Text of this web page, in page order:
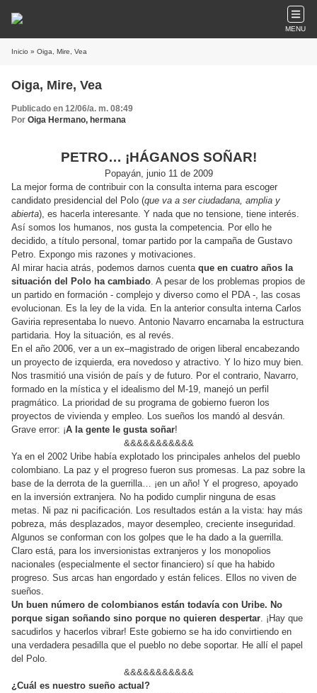
MENU
Inicio » Oiga, Mire, Vea
Oiga, Mire, Vea
Publicado en 12/06/a. m. 08:49
Por Oiga Hermano, hermana
PETRO… ¡HÁGANOS SOÑAR!
Popayán, junio 11 de 2009
La mejor forma de contribuir con la consulta interna para escoger
candidato presidencial del Polo (que va a ser ciudadana, amplia y
abierta), es hacerla interesante. Y nada que no tensione, tiene interés.
Así somos los humanos, nos gusta la competencia. Por ello he
decidido, a título personal, tomar partido por la campaña de Gustavo
Petro. Expongo mis razones y motivaciones.
Al mirar hacia atrás, podemos darnos cuenta que en cuatro años la
situación del Polo ha cambiado. A pesar de los problemas propios de
un partido en formación - complejo y diverso como el PDA -, las cosas
evolucionan. Es la ley de la vida. En la anterior consulta interna Carlos
Gaviria representaba lo nuevo. Antonio Navarro encarnaba la estructura
partidaria. Hoy la situación, es al revés.
En el año 2006, ver a un ex–magistrado de origen liberal encabezando
un proyecto de izquierda, era novedoso y atractivo. Y lo hizo muy bien.
Nos trasmitió una visión de país y de futuro. Por el contrario, Navarro,
formado en la mística y el idealismo del M-19, manejó un perfil
pragmático. La prioridad de su programa de gobierno fueron los
proyectos de vivienda y empleo. Los sueños los mandó al desván.
Grave error: ¡A la gente le gusta soñar!
&&&&&&&&&&&
Ya en el 2002 Uribe había explotado los principales anhelos del pueblo
colombiano. La paz y el progreso fueron sus promesas. La paz sobre la
base de la derrota de la guerrilla… ¡en un año! Y el progreso, apoyado
en la inversión extranjera. No ha podido cumplir ninguna de esas
metas. Ni paz ni pacificación. Los resultados están a la vista: hay más
pobreza, más desplazados, mayor desempleo, creciente inseguridad.
Algunos se conforman con los golpes que le ha dado a la guerrilla.
Claro está, para los inversionistas extranjeros y los monopolios
nacionales (especialmente el sector financiero) sí que ha habido
progreso. Sus arcas han engordado y están felices. Ellos no viven de
sueños.
Un buen número de colombianos están todavía con Uribe. No
porque sigan soñando sino porque no quieren despertar. ¡Hay que
sacudirlos y hacerlos vibrar! Este gobierno se ha ido convirtiendo en
una verdadera pesadilla que el pueblo no debe soportar. He allí el papel
del Polo.
&&&&&&&&&&&
¿Cuál es nuestro sueño actual?